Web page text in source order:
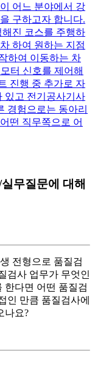
어느 분야에서 강
구하고자 합니다.
진 코스를 주행하
하여 원하는 지점
하여 이동하는 차
터 신호를 제어해
진행 중 추가로 자
있고 전기공사기사
경험으로는 동아리
떤 직무쪽으로 어
무질문에 대해
전형으로 품질검
검사 업무가 무엇인
한다면 어떤 품질검
인 만큼 품질검사에
나요?